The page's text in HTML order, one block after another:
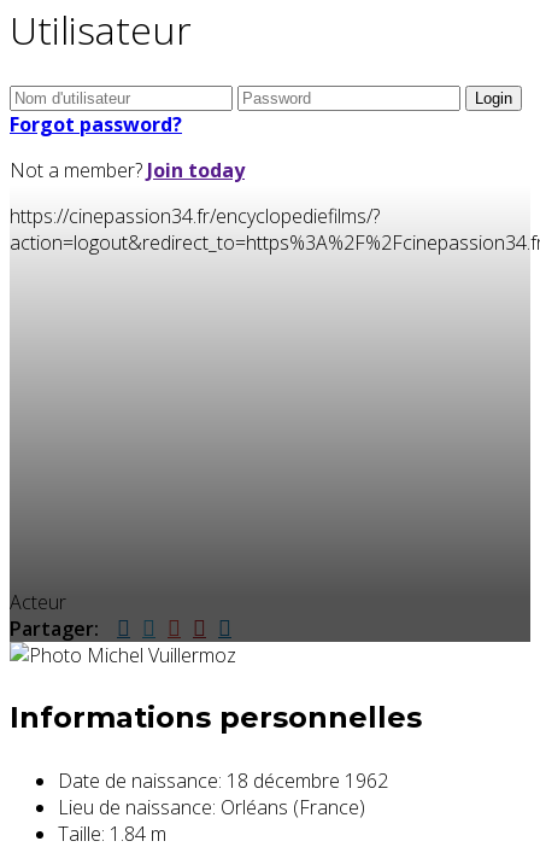
Utilisateur
Forgot password?
Not a member? Join today
https://cinepassion34.fr/encyclopediefilms/?
Acteur
Partager:
Informations personnelles
Date de naissance: 18 décembre 1962
Lieu de naissance: Orléans (France)
Taille: 1.84 m